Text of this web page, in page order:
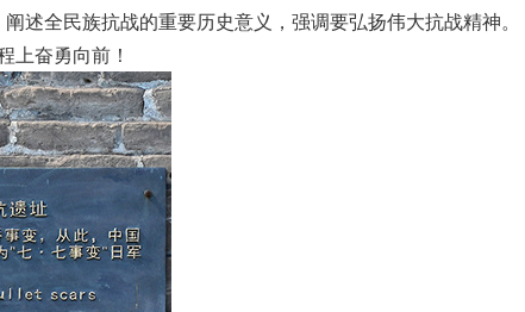
述全民族抗战的重要历史意义，强调要弘扬伟大抗战精神。
上奋勇向前！